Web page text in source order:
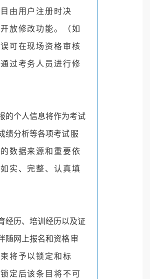
由用户注册时决
放修改功能。（如
可在现场资格审核
过考务人员进行修
的个人信息将作为考试
绩分析等各项考试服
数据来源和重要依
实、完整、认真填
经历、培训经历以及证
随网上报名和资格审
将予以锁定和标
定后该条目将不可